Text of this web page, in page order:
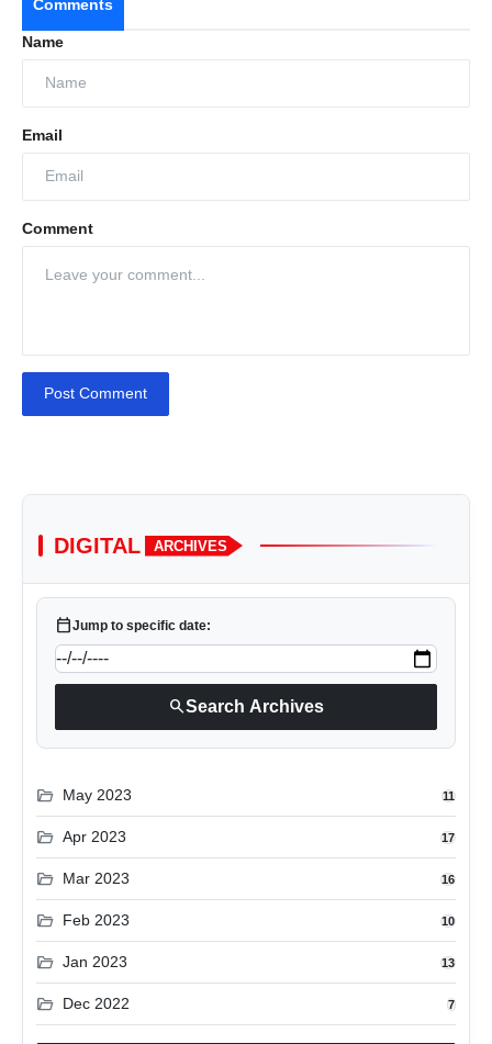
Comments
Name
Email
Comment
Post Comment
DIGITAL ARCHIVES
calendar_todayJump to specific date:
searchSearch Archives
folder_open May 2023 11
folder_open Apr 2023 17
folder_open Mar 2023 16
folder_open Feb 2023 10
folder_open Jan 2023 13
folder_open Dec 2022 7